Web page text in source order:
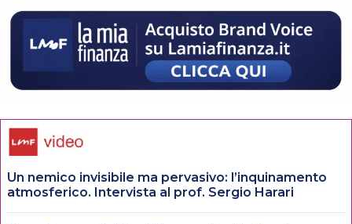
Un nemico invisibile ma pervasivo: l’inquinamento
atmosferico. Intervista al prof. Sergio Harari